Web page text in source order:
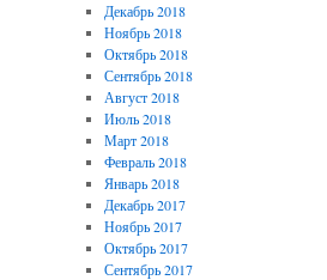
Декабрь 2018
Ноябрь 2018
Октябрь 2018
Сентябрь 2018
Август 2018
Июль 2018
Март 2018
Февраль 2018
Январь 2018
Декабрь 2017
Ноябрь 2017
Октябрь 2017
Сентябрь 2017